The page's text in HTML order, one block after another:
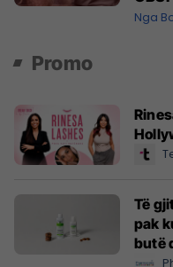
Nga
Promo
Të
pak
butë